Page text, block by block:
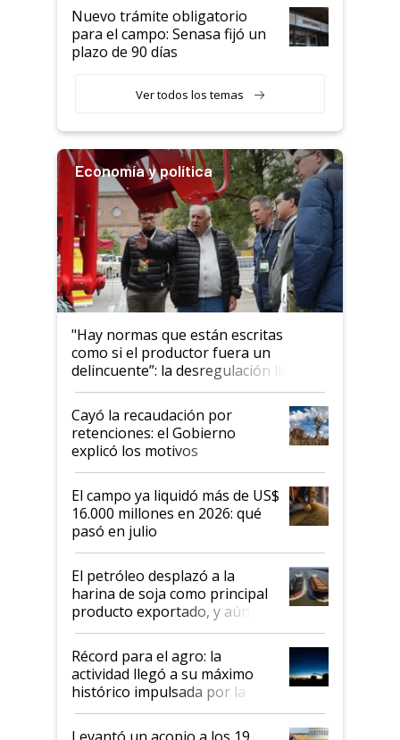
Nuevo trámite obligatorio
para el campo: Senasa fijó un
plazo de 90 días
Ver todos los temas
Economía y política
"Hay normas que están escritas
como si el productor fuera un
delincuente”: la desregulación llegó
al Congreso Aapresid y hasta se
habló del financiamiento al IPCVA
Cayó la recaudación por
retenciones: el Gobierno
explicó los motivos
El campo ya liquidó más de US$
16.000 millones en 2026: qué
pasó en julio
El petróleo desplazó a la
harina de soja como principal
producto exportado, y aún así
el agro aportó casi seis de cada
diez dólares y sostuvo el
liderazgo en un semestre
récord
Récord para el agro: la
actividad llegó a su máximo
histórico impulsada por la
cosecha y las exportaciones